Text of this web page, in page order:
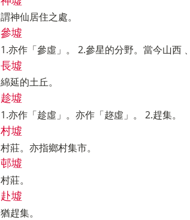
謂神仙居住之處。
參墟
1.亦作「參虛」。 2.參星的分野。當今山西﹑
長墟
綿延的土丘。
趁墟
1.亦作「趁虛」。亦作「趂虛」。 2.趕集。
村墟
村莊。亦指鄉村集市。
邨墟
村莊。
赴墟
猶趕集。